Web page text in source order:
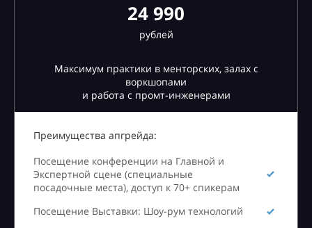
24 990
рублей
Максимум практики в менторских, залах с
воркшопами
и работа с промт-инженерами
Преимущества апгрейда:
Посещение конференции на Главной и
Экспертной сцене (специальные
посадочные места), доступ к 70+ спикерам
Посещение Выставки: Шоу-рум технологий